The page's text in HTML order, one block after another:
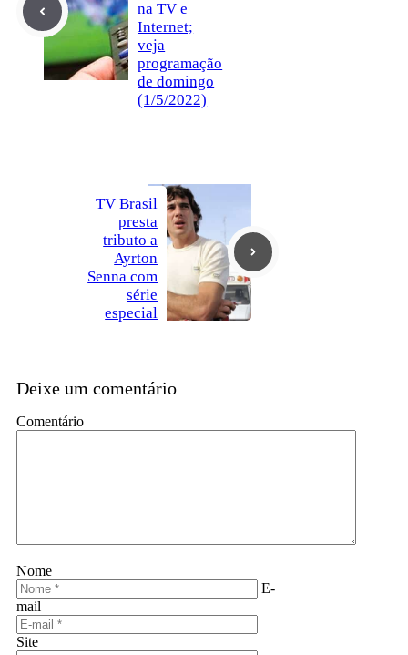
na TV e
Internet;
veja
programação
de domingo
(1/5/2022)
TV Brasil
presta
tributo a
Ayrton
Senna com
série
especial
Deixe um comentário
Comentário
Nome
E-
mail
Site